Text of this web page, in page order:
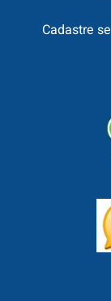
Cadastre